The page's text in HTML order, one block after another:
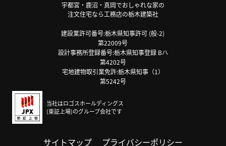
宇都宮・鹿沼・真岡でおしゃれな家の
注文住宅なら工務店の栃木建築社
建設業許可番号:栃木県知事許可 (般-2)
第22009号
設計事務所登録番号:栃木県知事登録 Bハ
第4202号
宅地建物取引業免許:栃木県知事（1）
第5242号
当社はロゴスホールディングス
(東証上場)のグループ会社です
サイトマップ プライバシーポリシー